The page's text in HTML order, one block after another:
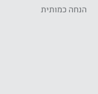
הנחה כמותית